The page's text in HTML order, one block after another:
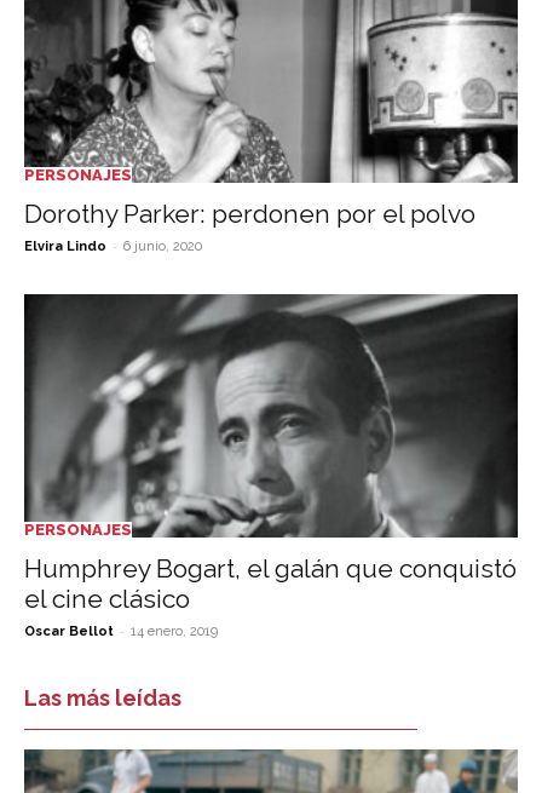
PERSONAJES
Dorothy Parker: perdonen por el polvo
Elvira Lindo - 6 junio, 2020
PERSONAJES
Humphrey Bogart, el galán que conquistó
el cine clásico
Oscar Bellot - 14 enero, 2019
Las más leídas